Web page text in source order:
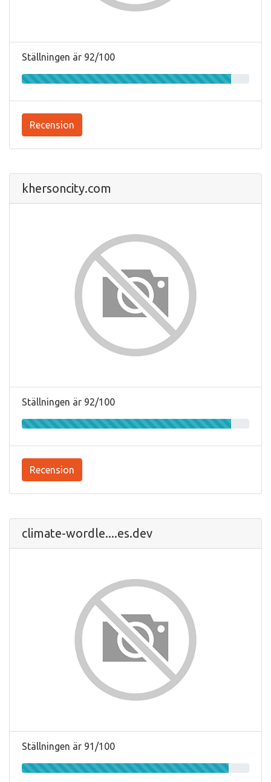
Ställningen är 92/100
Recension
khersoncity.com
Ställningen är 92/100
Recension
climate-wordle....es.dev
Ställningen är 91/100